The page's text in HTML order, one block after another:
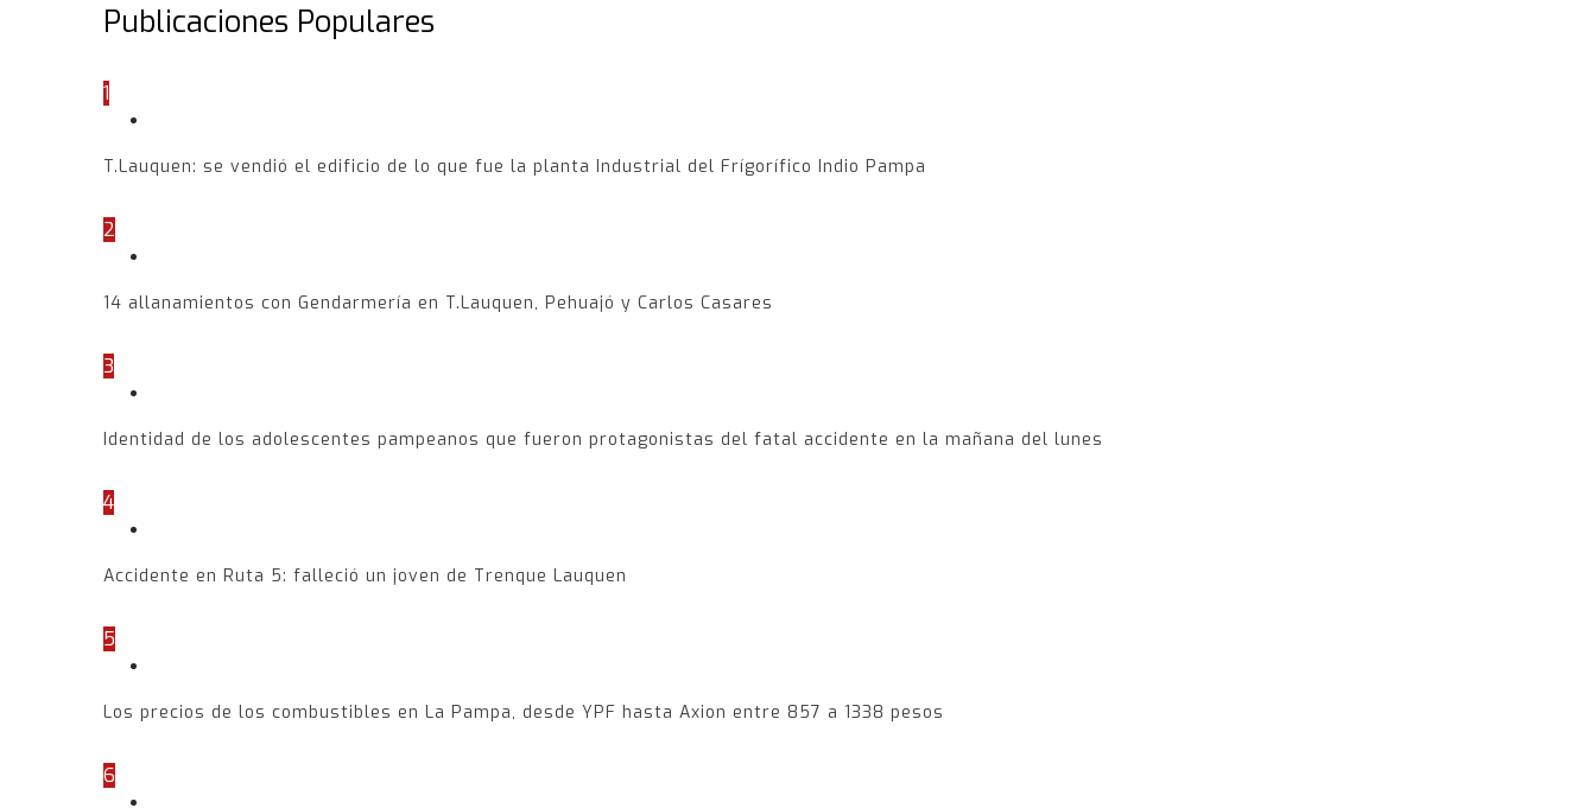
Publicaciones Populares
1
T.Lauquen: se vendió el edificio de lo que fue la planta Industrial del Frígorífico Indio Pampa
2
14 allanamientos con Gendarmería en T.Lauquen, Pehuajó y Carlos Casares
3
Identidad de los adolescentes pampeanos que fueron protagonistas del fatal accidente en la mañana del lunes
4
Accidente en Ruta 5: falleció un joven de Trenque Lauquen
5
Los precios de los combustibles en La Pampa, desde YPF hasta Axion entre 857 a 1338 pesos
6